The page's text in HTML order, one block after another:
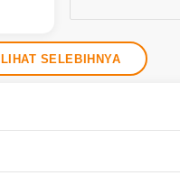
LIHAT SELEBIHNYA